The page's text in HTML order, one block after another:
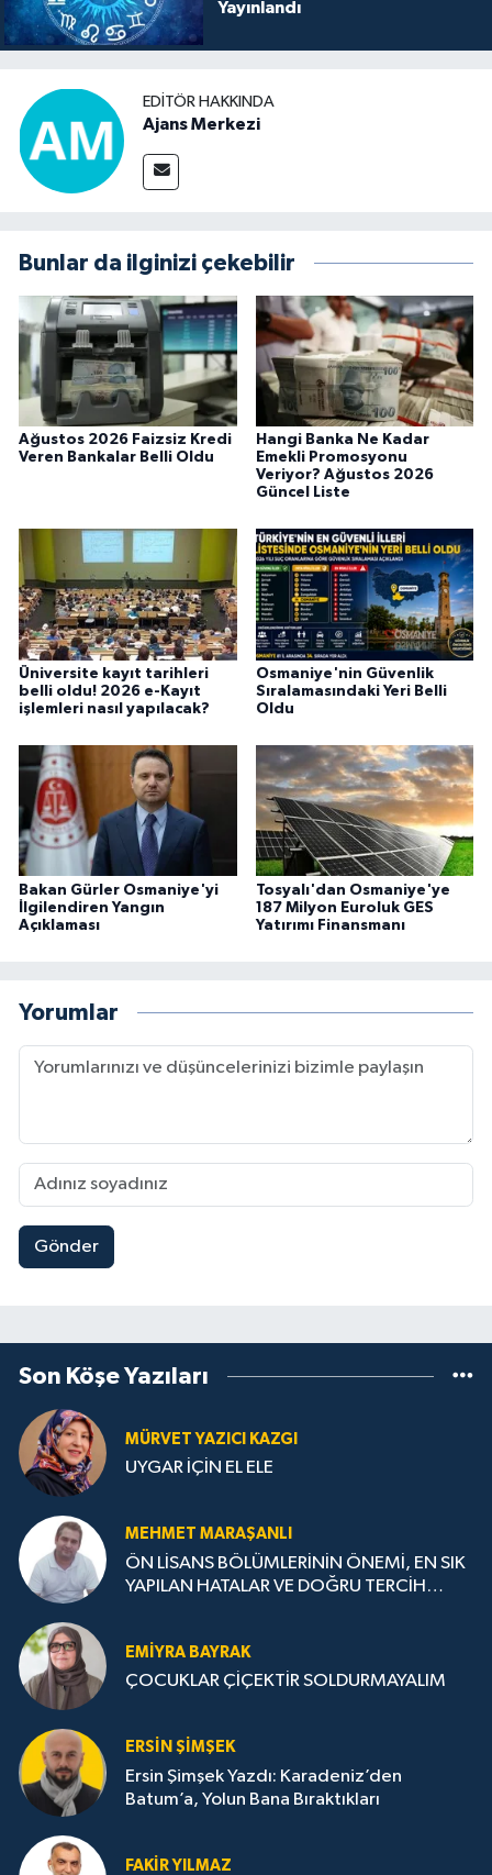
Yayınlandı
EDITÖR HAKKINDA
Ajans Merkezi
Bunlar da ilginizi çekebilir
Ağustos 2026 Faizsiz Kredi
Veren Bankalar Belli Oldu
Hangi Banka Ne Kadar
Emekli Promosyonu
Veriyor? Ağustos 2026
Güncel Liste
Üniversite kayıt tarihleri
belli oldu! 2026 e-Kayıt
işlemleri nasıl yapılacak?
Osmaniye'nin Güvenlik
Sıralamasındaki Yeri Belli
Oldu
Bakan Gürler Osmaniye'yi
İlgilendiren Yangın
Açıklaması
Tosyalı'dan Osmaniye'ye
187 Milyon Euroluk GES
Yatırımı Finansmanı
Yorumlar
Gönder
Son Köşe Yazıları
MÜRVET YAZICI KAZGI
UYGAR İÇİN EL ELE
MEHMET MARAŞANLI
ÖN LİSANS BÖLÜMLERİNİN ÖNEMİ, EN SIK
YAPILAN HATALAR VE DOĞRU TERCİH
EMIYRA BAYRAK
ÇOCUKLAR ÇİÇEKTİR SOLDURMAYALIM
ERSIN ŞIMŞEK
Ersin Şimşek Yazdı: Karadeniz’den
Batum’a, Yolun Bana Bıraktıkları
FAKIR YILMAZ